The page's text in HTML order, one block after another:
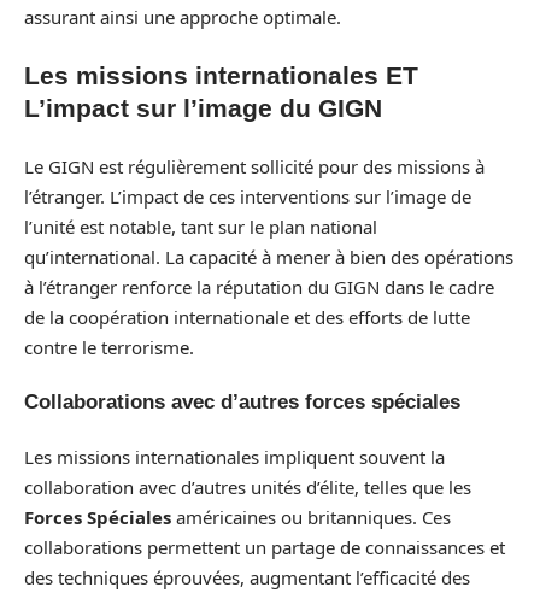
assurant ainsi une approche optimale.
Les missions internationales ET
L’impact sur l’image du GIGN
Le GIGN est régulièrement sollicité pour des missions à
l’étranger. L’impact de ces interventions sur l’image de
l’unité est notable, tant sur le plan national
qu’international. La capacité à mener à bien des opérations
à l’étranger renforce la réputation du GIGN dans le cadre
de la coopération internationale et des efforts de lutte
contre le terrorisme.
Collaborations avec d’autres forces spéciales
Les missions internationales impliquent souvent la
collaboration avec d’autres unités d’élite, telles que les
Forces Spéciales américaines ou britanniques. Ces
collaborations permettent un partage de connaissances et
des techniques éprouvées, augmentant l’efficacité des